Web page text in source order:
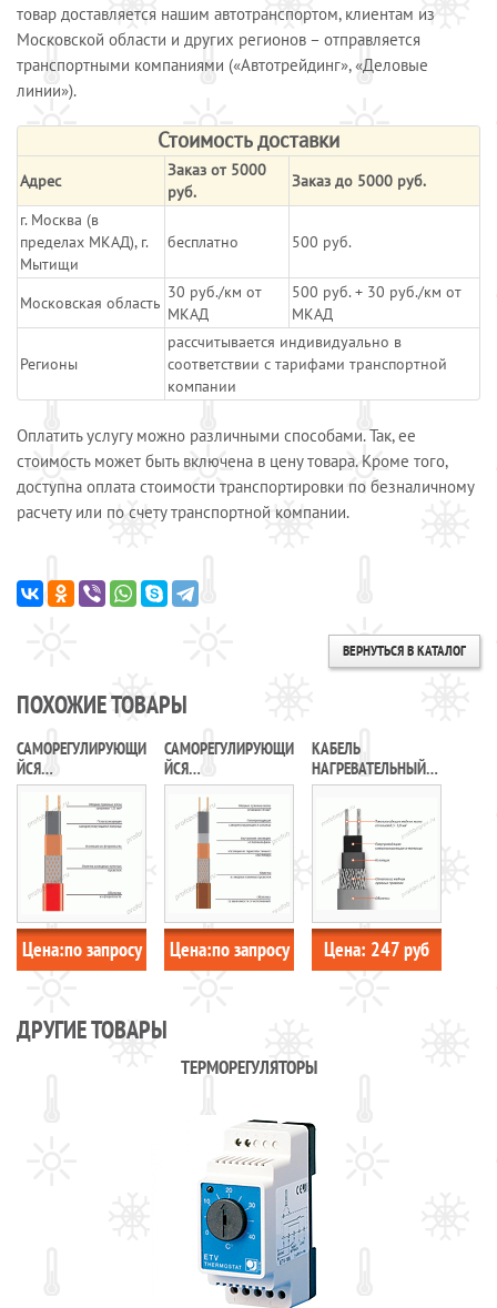
товар доставляется нашим автотранспортом, клиентам из
Московской области и других регионов – отправляется
транспортными компаниями («Автотрейдинг», «Деловые
линии»).
Стоимость доставки
Адрес
Заказ от 5000
руб.
Заказ до 5000 руб.
г. Москва (в
пределах МКАД), г.
Мытищи
бесплатно 500 руб.
Московская область
30 руб./км от
МКАД
500 руб. + 30 руб./км от
МКАД
Регионы
рассчитывается индивидуально в
соответствии с тарифами транспортной
компании
Оплатить услугу можно различными способами. Так, ее
стоимость может быть включена в цену товара. Кроме того,
доступна оплата стоимости транспортировки по безналичному
расчету или по счету транспортной компании.
ВЕРНУТЬСЯ В КАТАЛОГ
ПОХОЖИЕ ТОВАРЫ
САМОРЕГУЛИРУЮЩИ
ЙСЯ
НАГРЕВАТЕЛЬНЫЙ
КАБЕЛЬ 45ВТС2-ВP
Цена:по запросу
САМОРЕГУЛИРУЮЩИ
ЙСЯ
НАГРЕВАТЕЛЬНЫЙ
КАБЕЛЬ 25НТА2-ВТ
Цена:по запросу
КАБЕЛЬ
НАГРЕВАТЕЛЬНЫЙ
САМОРЕГУЛИРУЮЩИ
ЙСЯ 17КСТМ2-Т
Цена: 247руб
ДРУГИЕ ТОВАРЫ
ТЕРМОРЕГУЛЯТОРЫ